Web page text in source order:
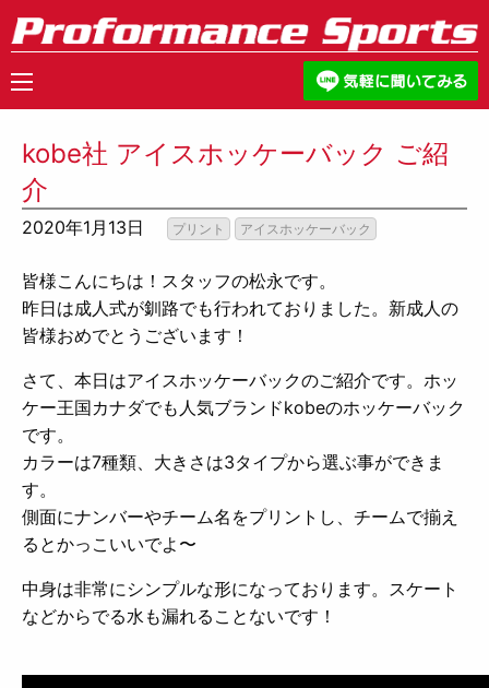
kobe社 アイスホッケーバック ご紹
介
2020年1月13日 プリント アイスホッケーバック
皆様こんにちは！スタッフの松永です。
昨日は成人式が釧路でも行われておりました。新成人の
皆様おめでとうございます！
さて、本日はアイスホッケーバックのご紹介です。ホッ
ケー王国カナダでも人気ブランドkobeのホッケーバック
です。
カラーは7種類、大きさは3タイプから選ぶ事ができま
す。
側面にナンバーやチーム名をプリントし、チームで揃え
るとかっこいいでよ〜
中身は非常にシンプルな形になっております。スケート
などからでる水も漏れることないです！